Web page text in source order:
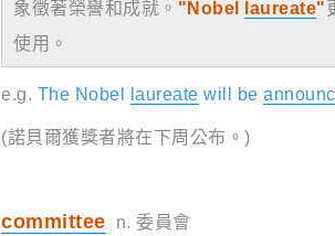
象徵著榮譽和成就。 "Nobel laureate"
使用。
e.g. The Nobel laureate will be
(諾貝爾獲獎者將在下周公布。)
committee n. 委員會